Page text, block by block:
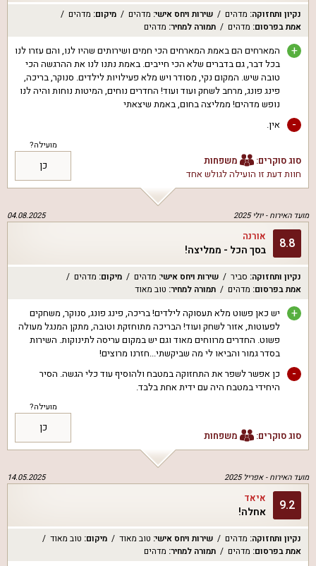
נקיון ותחזוקה: מדהים שירות ויחס אישי: מדהים מיקום: מדהים
אמת בפרסום: מדהים תמורה למחיר: מדהים
+
המארחים הם באמת המארחים הכי חמים ושירותים שהיו לנו, והם עזרו לנו
בכל דבר, גם בדברים שלא הכי חייבים. באמת נתנו לנו את ההרגשה הכי
טובה שיש. המקום נקי, מסודר ויש מלא פעילויות לילדים. סנוקר, בריכה,
פינג פונג, מרחב לשחק ועוד ועוד! החדרים נוחים, המיטות נוחות והיה לנו
נופש מדהים! ממליצה בחום, באמת שיצאתי
- אין.
סוג סוקרים:
משפחות
חוות דעת זו הועילה לגולש אחד
מועילה?
כן
מועד האירוח -יולי 2025 04.08.2025
8.8 אורנה
בסך הכל - ממליצה!
נקיון ותחזוקה: סביר שירות ויחס אישי: מדהים מיקום: מדהים
אמת בפרסום: מדהים תמורה למחיר: טוב מאוד
+
יש כאן פשוט מלא תעסוקה לילדים! בריכה, פינג פונג, סנוקר, משחקים
לפעוטות, אזור לשחק ועוד! הבריכה מתוחזקת וטובה, מתקן המנגל מעולה
פשוט. החדרים מרווחים מאוד וגם יש במקום עריסה לתינוקות. השירות
בסדר גמור והביאו לי מה שביקשתי...חזרנו מרוצים!
-
כן אפשר לשפר את התחזוקה במטבח ולהוסיף עוד כלי הגשה. הסיר
היחידי במטבח היה עם ידית אחת בלבד.
סוג סוקרים: משפחות
מועילה?
כן
מועד האירוח -אפריל 2025 14.05.2025
9.2 איאד
אחלה!
נקיון ותחזוקה: מדהים שירות ויחס אישי: טוב מאוד מיקום: טוב מאוד
אמת בפרסום: מדהים תמורה למחיר: מדהים